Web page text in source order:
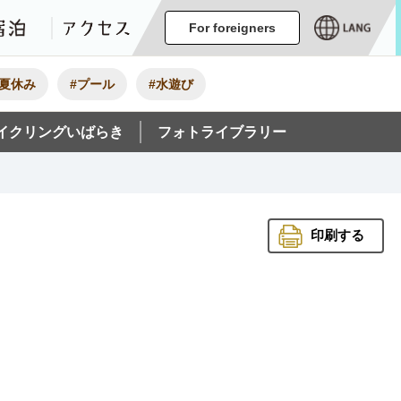
イベント グルメ・みやげ宿泊 アクセス
For foreigners
休み #プール #水遊び
クリングいばらき フォトライブラリー
印刷する